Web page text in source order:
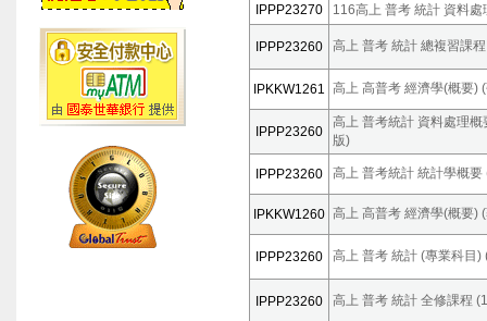
IPPP23270
116高上 普考 統計 資料處
IPPP23260 高上 普考 統計 總複習課
IPKKW1261 高上 高普考 經濟學(概要)
IPPP23260
高上 普考統計 資料處理
版)
IPPP23260 高上 普考統計 統計學概
IPKKW1260 高上 高普考 經濟學(概要)
IPPP23260 高上 普考 統計 (專業科目)
IPPP23260 高上 普考 統計 全修課程